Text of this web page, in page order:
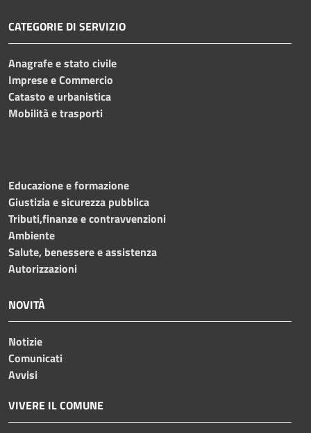
CATEGORIE DI SERVIZIO
Anagrafe e stato civile
Imprese e Commercio
Catasto e urbanistica
Mobilità e trasporti
Educazione e formazione
Giustizia e sicurezza pubblica
Tributi,finanze e contravvenzioni
Ambiente
Salute, benessere e assistenza
Autorizzazioni
NOVITÀ
Notizie
Comunicati
Avvisi
VIVERE IL COMUNE